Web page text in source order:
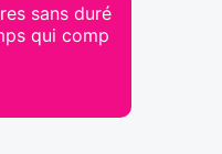
sans duré
qui comp